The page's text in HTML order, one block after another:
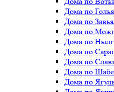
Дома по
Дома по
Дома по
Дома по
Дома по
Дома по
Дома по
Дома по